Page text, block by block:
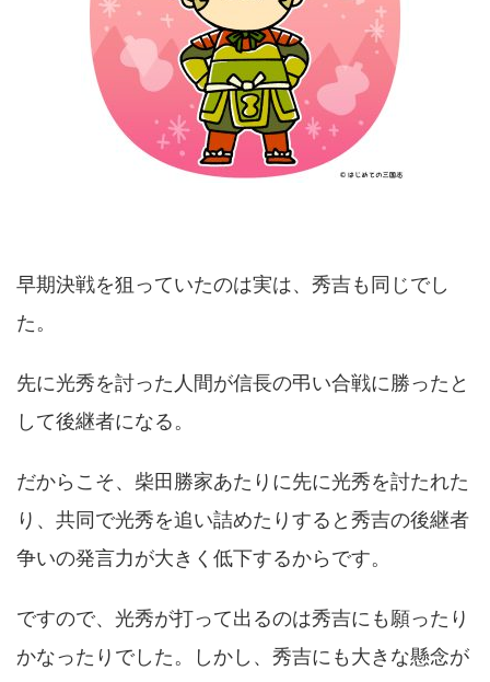
早期決戦を狙っていたのは実は、秀吉も同じでし
た。
先に光秀を討った人間が信長の弔い合戦に勝ったと
して後継者になる。
だからこそ、柴田勝家あたりに先に光秀を討たれた
り、共同で光秀を追い詰めたりすると秀吉の後継者
争いの発言力が大きく低下するからです。
ですので、光秀が打って出るのは秀吉にも願ったり
かなったりでした。しかし、秀吉にも大きな懸念が